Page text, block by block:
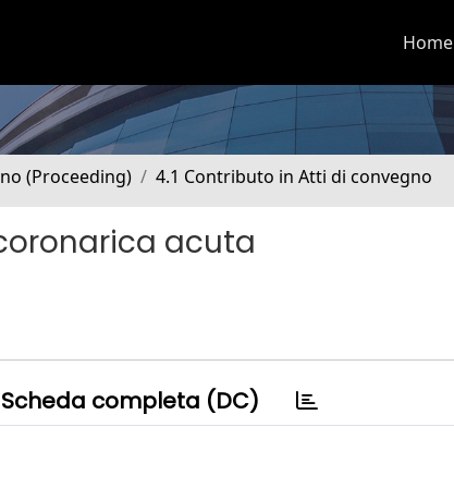
Home
(Proceeding) 4.1 Contributo in Atti di convegno
acuta
Scheda completa (DC)